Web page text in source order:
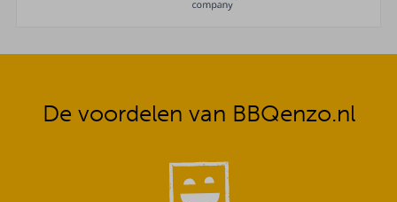
De voordelen van BBQenzo.nl